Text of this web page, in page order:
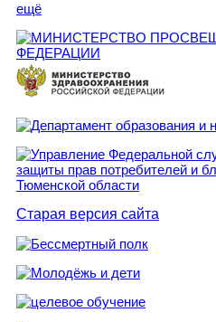
ещё
Старая версия сайта